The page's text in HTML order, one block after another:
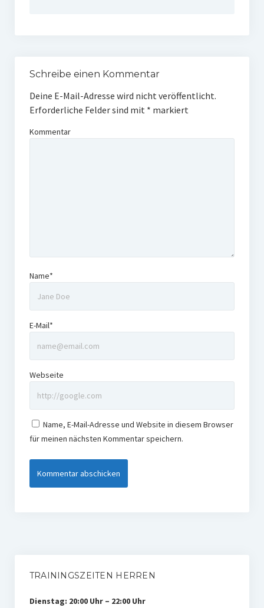
Schreibe einen Kommentar
Deine E-Mail-Adresse wird nicht veröffentlicht.
Erforderliche Felder sind mit * markiert
Kommentar
Name*
E-Mail*
Webseite
Name, E-Mail-Adresse und Website in diesem Browser
für meinen nächsten Kommentar speichern.
TRAININGSZEITEN HERREN
Dienstag: 20:00 Uhr – 22:00 Uhr